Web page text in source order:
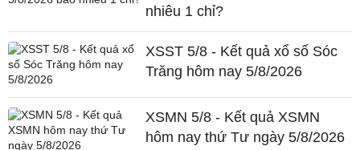
nhiêu 1 chỉ?
XSST 5/8 - Kết quả xổ số Sóc
Trăng hôm nay 5/8/2026
XSMN 5/8 - Kết quả XSMN
hôm nay thứ Tư ngày 5/8/2026